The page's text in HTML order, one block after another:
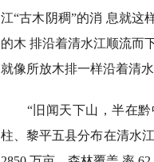
江“古木阴稠”的消 息就这
的木 排沿着清水江顺流而
就像所放木排一样沿着清
“旧闻天下山，半在黔
柱、黎平五县分布在清水